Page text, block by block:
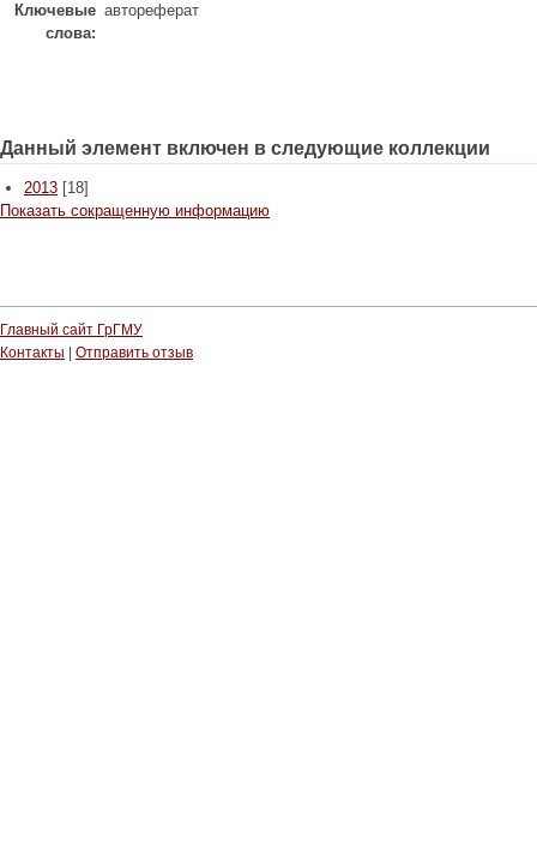
Ключевые
слова:
автореферат
Данный элемент включен в следующие коллекции
2013 [18]
Показать сокращенную информацию
Главный сайт ГрГМУ
Контакты
Отправить отзыв